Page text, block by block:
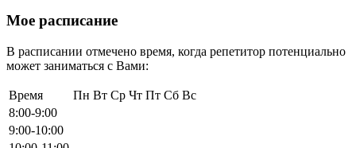
Мое расписание
В расписании отмечено время, когда репетитор потенциально
может заниматься с Вами:
Время Пн Вт Ср Чт Пт Сб Вс
8:00-9:00
9:00-10:00